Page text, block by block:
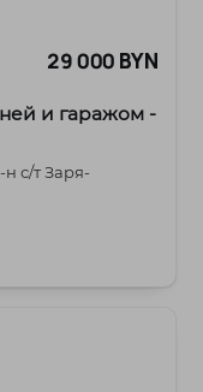
29 000 BYN
и гаражом -
с/т Заря-